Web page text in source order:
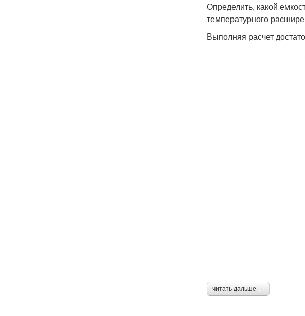
Определить, какой
температурного
Выполняя расчет
читать дальше →